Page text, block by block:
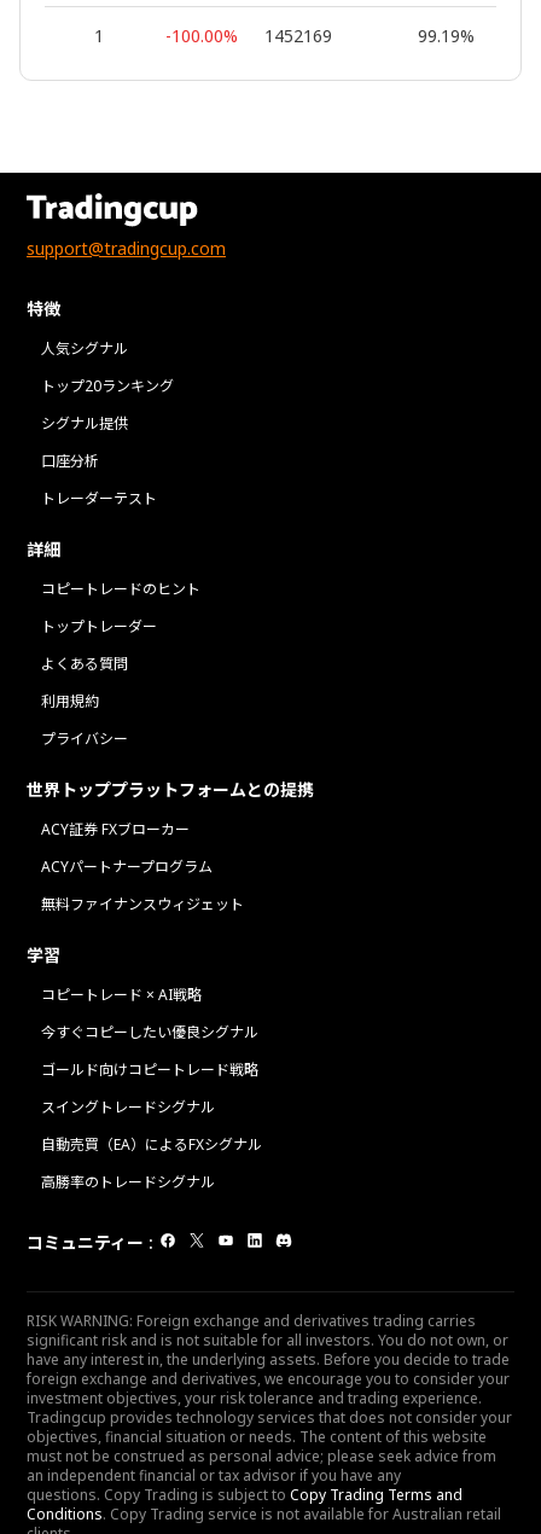
1 -100.00% 1452169 99.19%
support@tradingcup.com
特徴
人気シグナル
トップ20ランキング
シグナル提供
口座分析
トレーダーテスト
詳細
コピートレードのヒント
トップトレーダー
よくある質問
利用規約
プライバシー
世界トッププラットフォームとの提携
ACY証券 FXブローカー
ACYパートナープログラム
無料ファイナンスウィジェット
学習
コピートレード × AI戦略
今すぐコピーしたい優良シグナル
ゴールド向けコピートレード戦略
スイングトレードシグナル
自動売買（EA）によるFXシグナル
高勝率のトレードシグナル
コミュニティー :
RISK WARNING: Foreign exchange and derivatives trading carries
significant risk and is not suitable for all investors. You do not own, or
have any interest in, the underlying assets. Before you decide to trade
foreign exchange and derivatives, we encourage you to consider your
investment objectives, your risk tolerance and trading experience.
Tradingcup provides technology services that does not consider your
objectives, financial situation or needs. The content of this website
must not be construed as personal advice; please seek advice from
an independent financial or tax advisor if you have any
questions. Copy Trading is subject to Copy Trading Terms and
Conditions. Copy Trading service is not available for Australian retail